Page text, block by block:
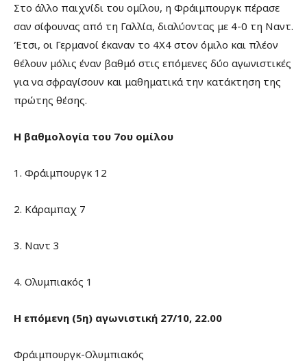
Στο άλλο παιχνίδι του ομίλου, η Φράιμπουργκ πέρασε
σαν σίφουνας από τη Γαλλία, διαλύοντας με 4-0 τη Ναντ.
Έτσι, οι Γερμανοί έκαναν το 4Χ4 στον όμιλο και πλέον
θέλουν μόλις έναν βαθμό στις επόμενες δύο αγωνιστικές
για να σφραγίσουν και μαθηματικά την κατάκτηση της
πρώτης θέσης.
Η βαθμολογία του 7ου ομίλου
1. Φράιμπουργκ 12
2. Κάραμπαχ 7
3. Ναντ 3
4. Ολυμπιακός 1
Η επόμενη (5η) αγωνιστική 27/10, 22.00
Φράιμπουργκ-Ολυμπιακός